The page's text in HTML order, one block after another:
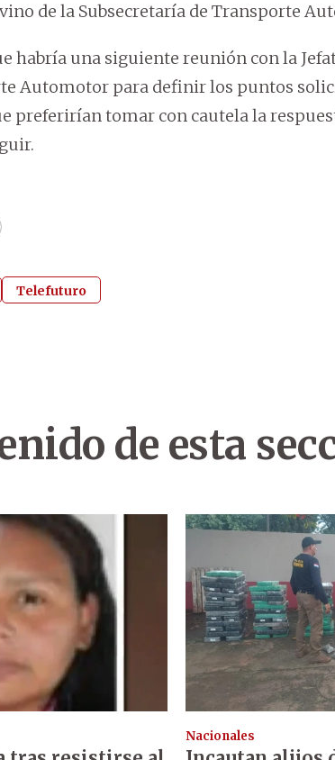
de la Subsecretaría de Transporte
habría una siguiente reunión con la
Automotor para definir los puntos
preferirían tomar con cautela la
Telefuturo
de esta
Nacionales